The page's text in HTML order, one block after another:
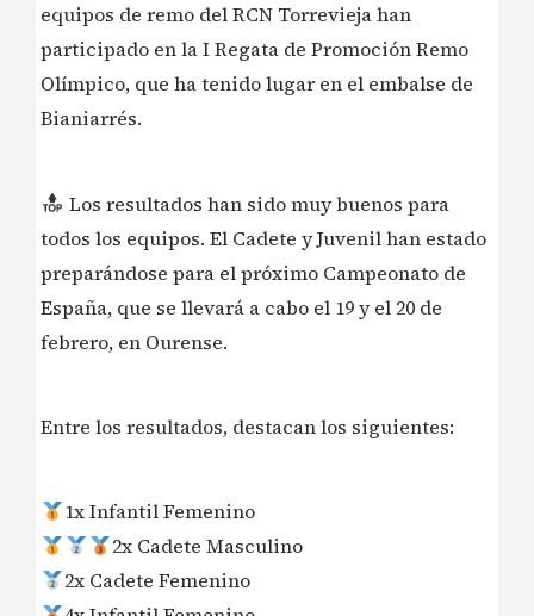
equipos de remo del RCN Torrevieja han
participado en la I Regata de Promoción Remo
Olímpico, que ha tenido lugar en el embalse de
Bianiarrés.
Los resultados han sido muy buenos para
todos los equipos. El Cadete y Juvenil han estado
preparándose para el próximo Campeonato de
España, que se llevará a cabo el 19 y el 20 de
febrero, en Ourense.
Entre los resultados, destacan los siguientes:
1x Infantil Femenino
2x Cadete Masculino
2x Cadete Femenino